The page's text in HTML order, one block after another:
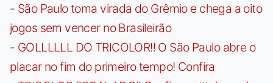
- São Paulo toma virada do Grêmio e chega a oito
jogos sem vencer no Brasileirão
- GOLLLLLL DO TRICOLOR!! O São Paulo abre o
placar no fim do primeiro tempo! Confira